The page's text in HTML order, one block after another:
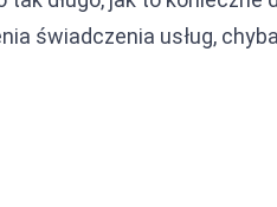
świadczenia usług,